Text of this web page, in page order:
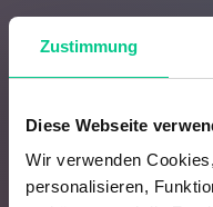
Zustimmung
Diese Webseite
Wir verwenden
personalisieren,
As a long-